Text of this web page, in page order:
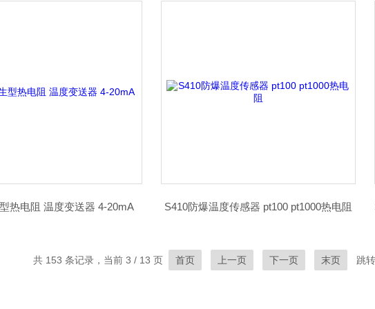
热电阻 温度变送器 4-20mA S410防爆温度传感器 pt100 pt1000热电阻
共 153 条记录，当前 3 / 13 页 首页 上一页 下一页 末页 跳